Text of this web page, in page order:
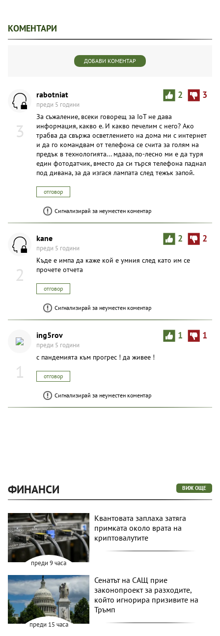
КОМЕНТАРИ
ДОБАВИ КОМЕНТАР
3
2 3
rabotniat
преди 5 години
За съжаление, всеки говорещ за IoT не дава
информация, какво е. И какво печелим с него? Ако
трабва да свържа осветлението на дома ми с интернет
и да го командвам от телефона се счита за голям на
предък в технологията... мдааа, по-лесно ми е да туря
един фотодатчик, вместо да си търся телефона паднал
под дивана, за да изгася лампата след тежък запой.
отговор
Сигнализирай за неуместен коментар
2
2 2
kane
преди 5 години
Къде е импа да каже кой е умния след като им се
прочете отчета
отговор
Сигнализирай за неуместен коментар
1
1 1
ing5rov
преди 5 години
с пандемията към прогрес ! да живее !
отговор
Сигнализирай за неуместен коментар
ФИНАНСИ ВИЖ ОЩЕ
преди 9 часа
Квантовата заплаха затяга
примката около врата на
криптовалутите
преди 15 часа
Сенатът на САЩ прие
законопроект за разходите,
който игнорира призивите на
Тръмп